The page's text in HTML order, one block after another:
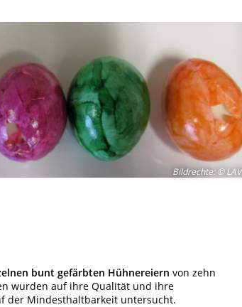
Bildrechte:©
bunt gefärbten Hühnereiern von zehn
wurden auf ihre Qualität und ihre
der Mindesthaltbarkeit untersucht.